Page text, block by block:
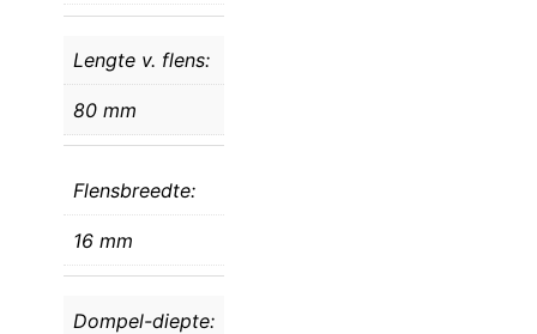
Lengte v. flens:
80 mm
Flensbreedte:
16 mm
Dompel-diepte: